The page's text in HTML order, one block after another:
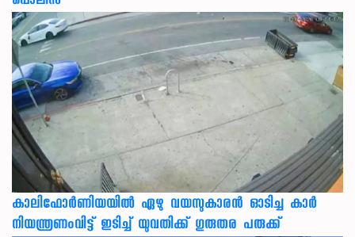
കാലിഫോര്‍ണിയയില്‍ ഏഴു വയസുകാരന്‍ ഓടിച്ച കാര്‍
നിയന്ത്രണംവിട്ട് ഇടിച്ച് യുവതിക്ക് ഗുരുതര പരുക്ക്